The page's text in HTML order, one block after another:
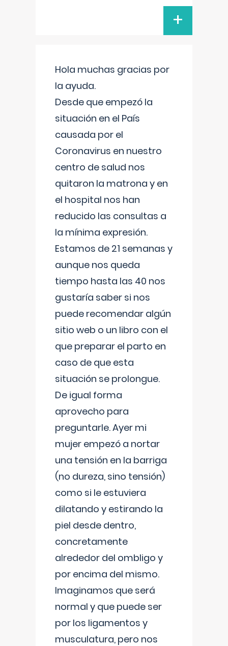
+
Hola muchas gracias por
la ayuda.
Desde que empezó la
situación en el País
causada por el
Coronavirus en nuestro
centro de salud nos
quitaron la matrona y en
el hospital nos han
reducido las consultas a
la mínima expresión.
Estamos de 21 semanas y
aunque nos queda
tiempo hasta las 40 nos
gustaría saber si nos
puede recomendar algún
sitio web o un libro con el
que preparar el parto en
caso de que esta
situación se prolongue.
De igual forma
aprovecho para
preguntarle. Ayer mi
mujer empezó a nortar
una tensión en la barriga
(no dureza, sino tensión)
como si le estuviera
dilatando y estirando la
piel desde dentro,
concretamente
alrededor del ombligo y
por encima del mismo.
Imaginamos que será
normal y que puede ser
por los ligamentos y
musculatura, pero nos